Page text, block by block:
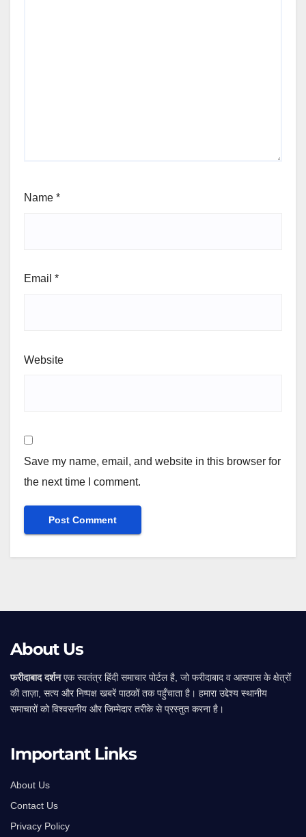
Name *
Email *
Website
Save my name, email, and website in this browser for
the next time I comment.
About Us
फरीदाबाद दर्शनएक स्वतंत्र हिंदी समाचार पोर्टल है, जो फरीदाबाद व आसपास के क्षेत्रों
की ताज़ा, सत्य और निष्पक्ष खबरें पाठकों तक पहुँचाता है। हमारा उद्देश्य स्थानीय
समाचारों को विश्वसनीय और जिम्मेदार तरीके से प्रस्तुत करना है।
Important Links
About Us
Contact Us
Privacy Policy